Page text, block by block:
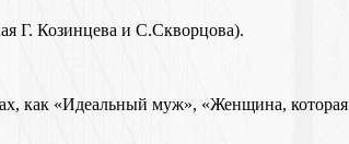
Г. Козинцева и С.Скворцова).
как «Идеальный муж», «Женщина, которая